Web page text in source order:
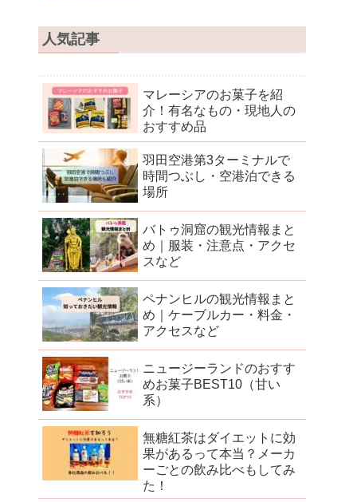
人気記事
マレーシアのお菓子を紹
介！有名なもの・現地人の
おすすめ品
羽田空港第3ターミナルで
時間つぶし・空港泊できる
場所
バトゥ洞窟の観光情報まと
め｜服装・注意点・アクセ
スなど
ペナンヒルの観光情報まと
め｜ケーブルカー・料金・
アクセスなど
ニュージーランドのおすす
めお菓子BEST10（甘い
系）
無糖紅茶はダイエットに効
果があるって本当？メーカ
ーごとの飲み比べもしてみ
た！